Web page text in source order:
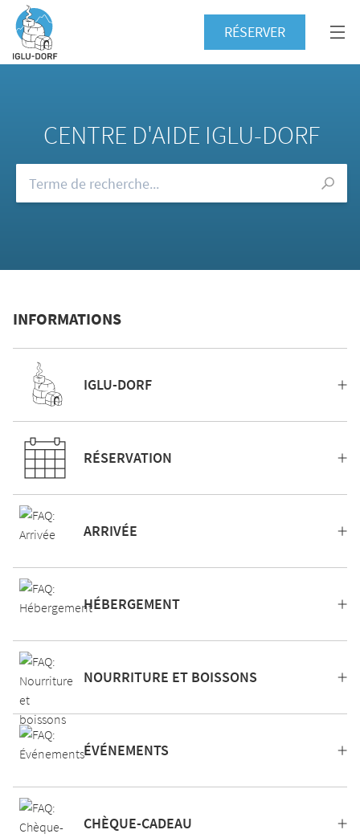
RÉSERVER
CENTRE D'AIDE IGLU-DORF
INFORMATIONS
IGLU-DORF
RÉSERVATION
ARRIVÉE
HÉBERGEMENT
NOURRITURE ET BOISSONS
ÉVÉNEMENTS
CHÈQUE-CADEAU